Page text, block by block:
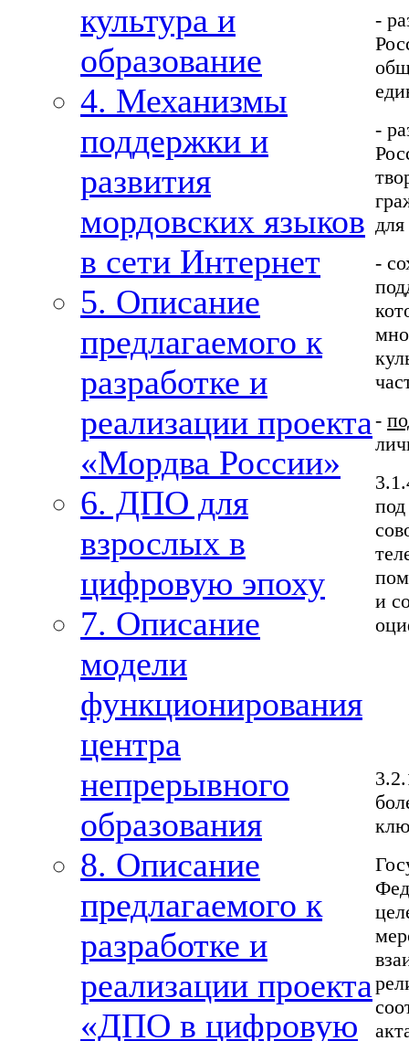
культура и
образование
4. Механизмы
поддержки и
развития
мордовских языков
в сети Интернет
5. Описание
предлагаемого к
разработке и
реализации проекта
«Мордва России»
6. ДПО для
взрослых в
цифровую эпоху
7. Описание
модели
функционирования
центра
непрерывного
образования
8. Описание
предлагаемого к
разработке и
реализации проекта
«ДПО в цифровую
-
-
-
-
и